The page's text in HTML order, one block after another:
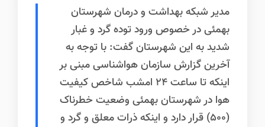
مدیر شبکه بهداشت و درمان شهرستان
بهمئی در خصوص ورود توده گرد و غبار
شدید به این شهرستان گفت: با توجه به
آخرین گزارش سازمان هواشناسی مبنی بر
اینکه تا ساعت 24 امشب شاخص کیفیت
هوا در شهرستان بهمئی وضعیت خطرناک
(500) قرار دارد و اینکه ذرات معلق و گرد و